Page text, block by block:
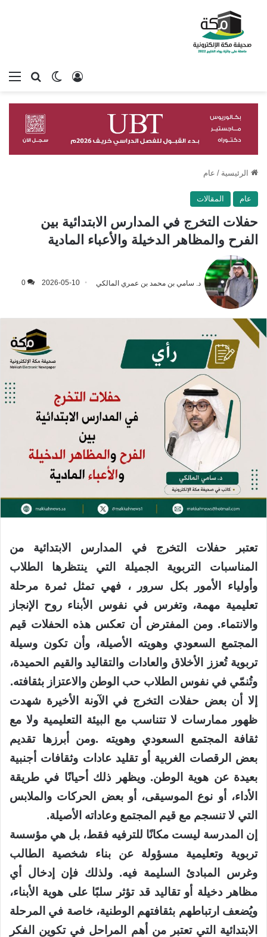
بحثالوضع
تسجيل الدخول
الرئيسية / عام
عام المقالات
حفلات التخرج في المدارس الابتدائية بين
الفرح والمظاهر الدخيلة والأعباء المادية
د. سامي بن محمد بن عمري المالكي 2026-05-10
0
تعتبر حفلات التخرج في المدارس الابتدائية من
المناسبات التربوية الجميلة التي ينتظرها الطلاب
وأولياء الأمور بكل سرور ، فهي تمثل ثمرة مرحلة
تعليمية مهمة، وتغرس في نفوس الأبناء روح الإنجاز
والانتماء. ومن المفترض أن تعكس هذه الحفلات قيم
المجتمع السعودي وهويته الأصيلة، وأن تكون وسيلة
تربوية تُعزز الأخلاق والعادات والتقاليد والقيم الحميدة،
وتُنمّي في نفوس الطلاب حب الوطن والاعتزاز بثقافته.
إلا أن بعض حفلات التخرج في الآونة الأخيرة شهدت
ظهور ممارسات لا تتناسب مع البيئة التعليمية ولا مع
ثقافة المجتمع السعودي وهويته .ومن أبرزها تقديم
بعض الرقصات الغربية أو تقليد عادات وثقافات أجنبية
بعيدة عن هوية الوطن. ويظهر ذلك أحيانًا في طريقة
الأداء، أو نوع الموسيقى، أو بعض الحركات والملابس
التي لا تنسجم مع قيم المجتمع وعاداته الأصيلة.
إن المدرسة ليست مكانًا للترفيه فقط، بل هي مؤسسة
تربوية وتعليمية مسؤولة عن بناء شخصية الطالب
وغرس المبادئ السليمة فيه. ولذلك فإن إدخال أي
مظاهر دخيلة أو تقاليد قد تؤثر سلبًا على هوية الأبناء،
ويُضعف ارتباطهم بثقافتهم الوطنية، خاصة في المرحلة
الابتدائية التي تعتبر من أهم المراحل في تكوين الفكر